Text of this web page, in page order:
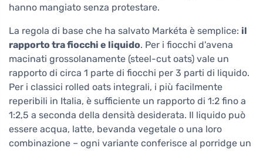
hanno mangiato senza protestare.
La regola di base che ha salvato Markéta è semplice: il
rapporto tra fiocchi e liquido. Per i fiocchi d'avena
macinati grossolanamente (steel-cut oats) vale un
rapporto di circa 1 parte di fiocchi per 3 parti di liquido.
Per i classici rolled oats integrali, i più facilmente
reperibili in Italia, è sufficiente un rapporto di 1:2 fino a
1:2,5 a seconda della densità desiderata. Il liquido può
essere acqua, latte, bevanda vegetale o una loro
combinazione – ogni variante conferisce al porridge un